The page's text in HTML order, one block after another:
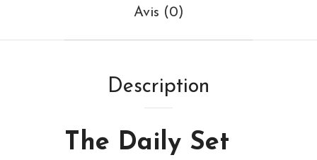
Avis (0)
Description
The Daily Set